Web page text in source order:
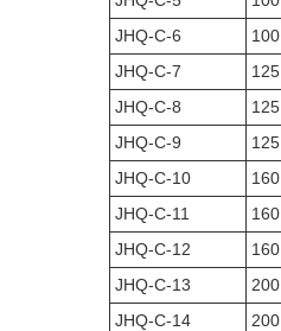
JHQ-C-6
100
JHQ-C-7
125
JHQ-C-8
125
JHQ-C-9
125
JHQ-C-10
160
JHQ-C-11
160
JHQ-C-12
160
JHQ-C-13
200
JHQ-C-14
200